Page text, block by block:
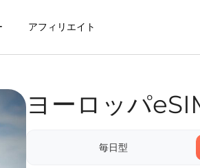
アフィリエイト
リット
ヨーロッパ
毎日型